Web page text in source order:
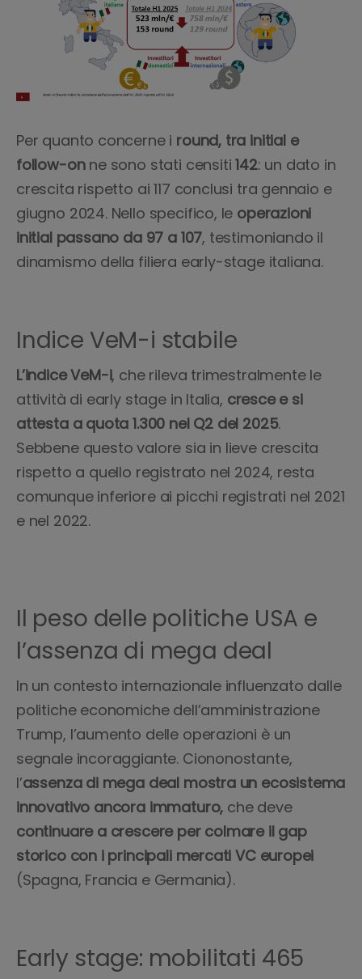
Per quanto concerne i round, tra initial e
follow-on ne sono stati censiti142: un dato in
crescita rispetto ai 117 conclusi tra gennaio e
giugno 2024. Nello specifico, le operazioni
initial passano da 97 a 107, testimoniando il
dinamismo della filiera early-stage italiana.
Indice VeM-i stabile
L’indice VeM-i, che rileva trimestralmente le
attività di early stage in Italia, cresce e si
attesta a quota 1.300 nel Q2 del 2025.
Sebbene questo valore sia in lieve crescita
rispetto a quello registrato nel 2024, resta
comunque inferiore ai picchi registrati nel 2021
e nel 2022.
Il peso delle politiche USA e
l’assenza di mega deal
In un contesto internazionale influenzato dalle
politiche economiche dell’amministrazione
Trump, l’aumento delle operazioni è un
segnale incoraggiante. Ciononostante,
l’assenza di mega deal mostra un ecosistema
innovativo ancora immaturo, che deve
continuare a crescere per colmare il gap
storico con i principali mercati VC europei
(Spagna, Francia e Germania).
Early stage: mobilitati 465